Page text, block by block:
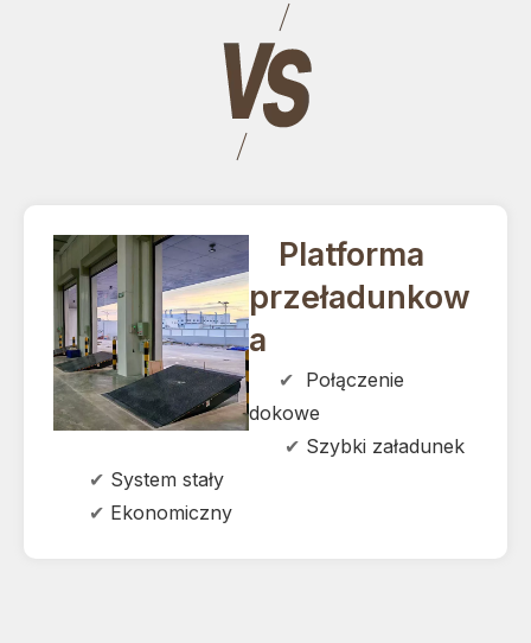
Platforma
przeładunkow
a
✔ Połączenie
dokowe
✔ Szybki załadunek
✔ System stały
✔ Ekonomiczny